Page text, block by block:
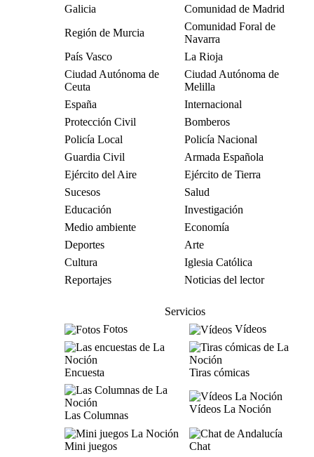
Galicia
Comunidad de Madrid
Región de Murcia
Comunidad Foral de
Navarra
País Vasco
La Rioja
Ciudad Autónoma de
Ceuta
Ciudad Autónoma de
Melilla
España
Internacional
Protección Civil
Bomberos
Policía Local
Policía Nacional
Guardia Civil
Armada Española
Ejército del Aire
Ejército de Tierra
Sucesos
Salud
Educación
Investigación
Medio ambiente
Economía
Deportes
Arte
Cultura
Iglesia Católica
Reportajes
Noticias del lector
Servicios
Fotos
Vídeos
Encuesta Tiras cómicas
Las Columnas
Vídeos La Noción
Mini juegos
Chat